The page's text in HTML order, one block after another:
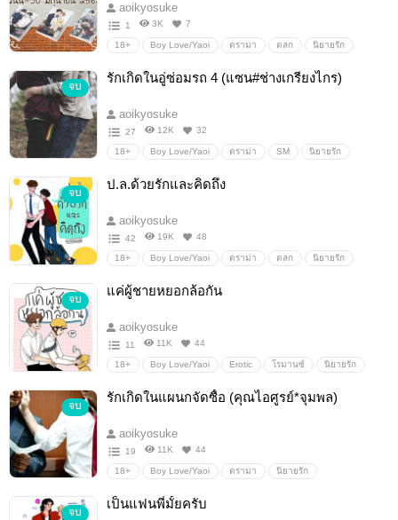
aoikyosuke
1 3K 7
18+ Boy Love/Yaoi ดรามา ตลก นิยายรัก
จบ
รักเกิดในอู่ซ่อมรถ 4 (แซน#ช่างเกรียงไกร)
aoikyosuke
27 12K 32
18+ Boy Love/Yaoi ดราม่า SM นิยายรัก
จบ
ป.ล.ด้วยรักและคิดถึง
aoikyosuke
42 19K 48
18+ Boy Love/Yaoi ดราม่า ตลก นิยายรัก
จบ
แค่ผู้ชายหยอกล้อกัน
aoikyosuke
11 11K 44
18+ Boy Love/Yaoi Erotic โรมานซ์ นิยายรัก
จบ
รักเกิดในแผนกจัดซื้อ (คุณไอศูรย์*จุมพล)
aoikyosuke
19 11K 44
18+ Boy Love/Yaoi ดรามา นิยายรัก
จบ
เป็นแฟนพี่มั้ยครับ